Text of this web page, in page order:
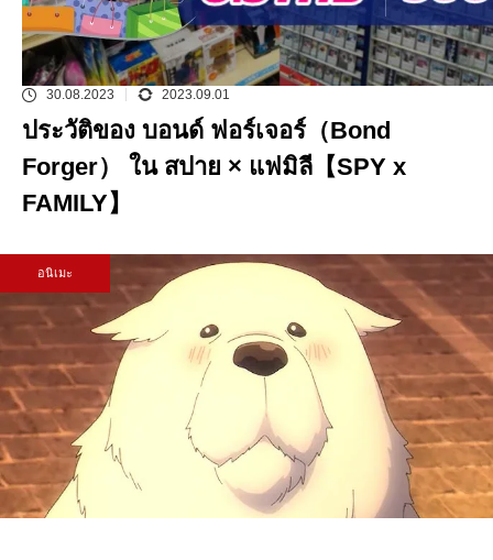
30.08.2023 2023.09.01
ประวัติของ บอนด์ ฟอร์เจอร์（Bond
Forger） ใน สปาย × แฟมิลี【SPY x
FAMILY】
อนิเมะ